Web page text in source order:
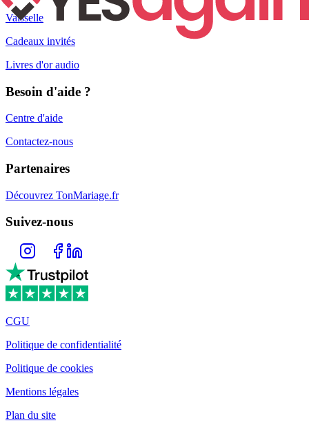
Vaisselle
Cadeaux invités
Livres d'or audio
Besoin d'aide ?
Centre d'aide
Contactez-nous
Partenaires
Découvrez TonMariage.fr
Suivez-nous
CGU
Politique de confidentialité
Politique de cookies
Mentions légales
Plan du site